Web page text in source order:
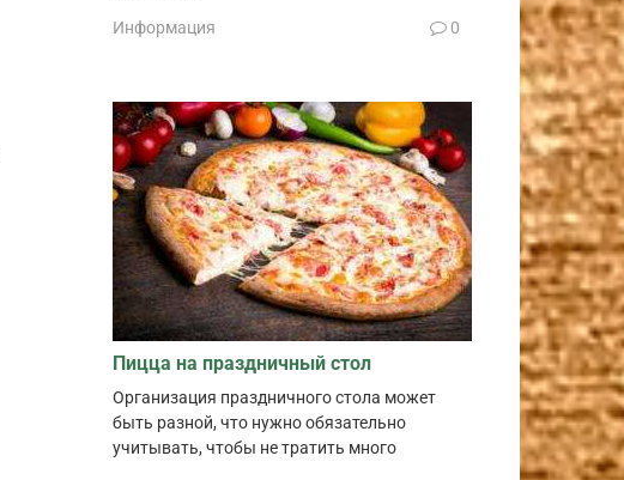
Информация 0
Пицца на праздничный стол
Организация праздничного стола может
быть разной, что нужно обязательно
учитывать, чтобы не тратить много